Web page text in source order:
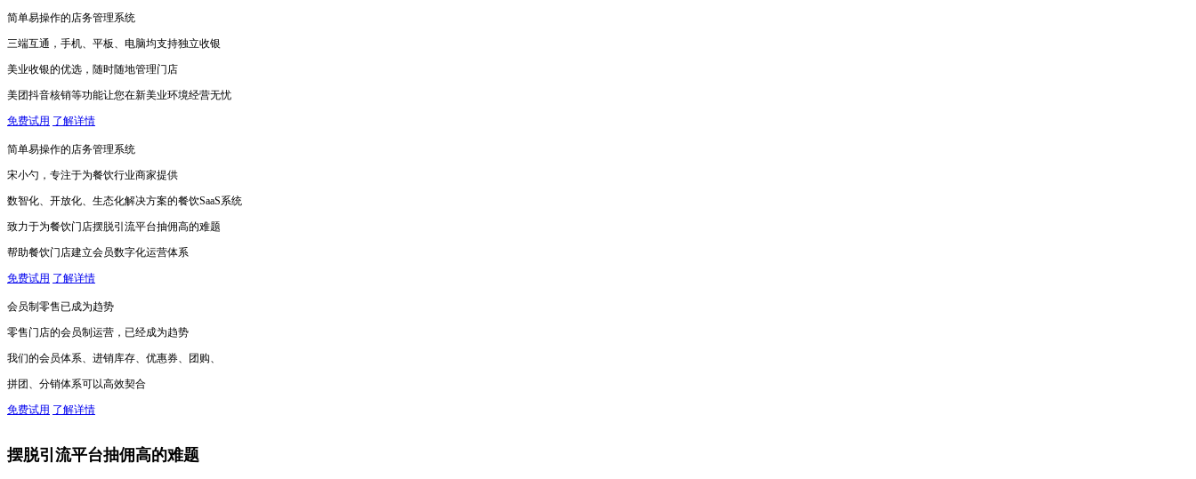
简单易操作的店务管理系统
三端互通，手机、平板、电脑均支持独立收银
美业收银的优选，随时随地管理门店
美团抖音核销等功能让您在新美业环境经营无忧
免费试用 了解详情
简单易操作的店务管理系统
宋小勺，专注于为餐饮行业商家提供
数智化、开放化、生态化解决方案的餐饮SaaS系统
致力于为餐饮门店摆脱引流平台抽佣高的难题
帮助餐饮门店建立会员数字化运营体系
免费试用 了解详情
会员制零售已成为趋势
零售门店的会员制运营，已经成为趋势
我们的会员体系、进销库存、优惠券、团购、
拼团、分销体系可以高效契合
免费试用 了解详情
摆脱引流平台抽佣高的难题